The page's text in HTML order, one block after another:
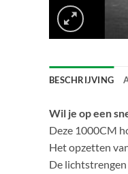
BESCHRIJVING
Wil je op een
Deze 1000CM
Het opzetten
De